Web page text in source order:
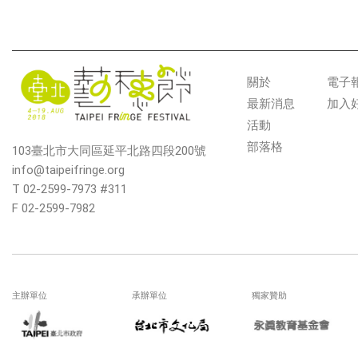
103臺北市大同區延平北路四段200號
info@taipeifringe.org
T 02-2599-7973 #311
F 02-2599-7982
關於
最新消息
活動
部落格
電子
加入
主辦單位 承辦單位 獨家贊助